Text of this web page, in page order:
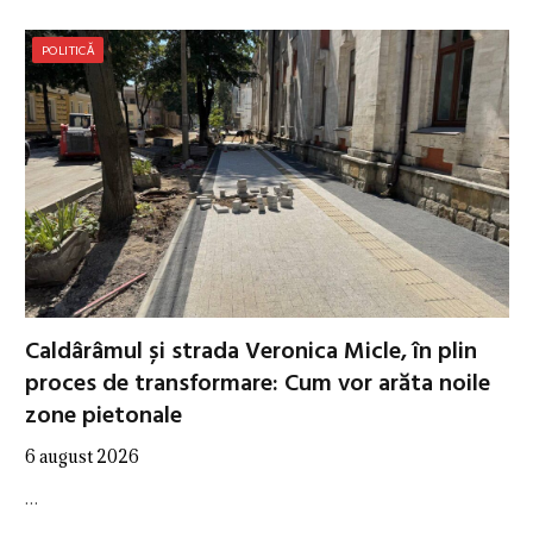
POLITICĂ
Caldârâmul și strada Veronica Micle, în plin
proces de transformare: Cum vor arăta noile
zone pietonale
6 august 2026
…